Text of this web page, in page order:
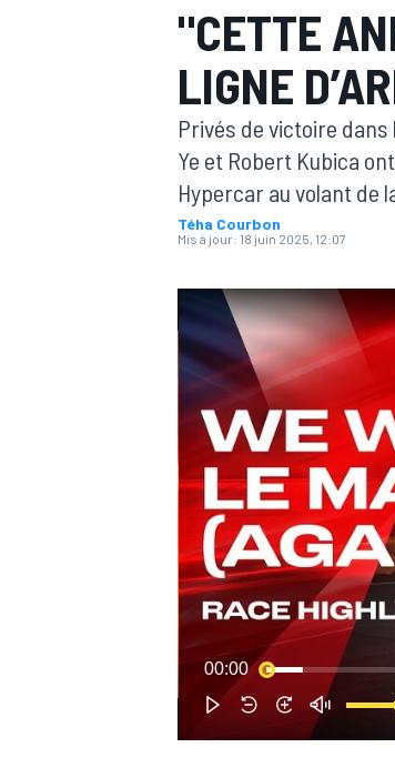
MOTOGP
WRC
"CETTE
LIGNE
Privés de victoire dans
Ye et Robert Kubica
Hypercar au volant de
Téha Courbon
Mis à jour: 18 juin 2025, 12:07
00:00